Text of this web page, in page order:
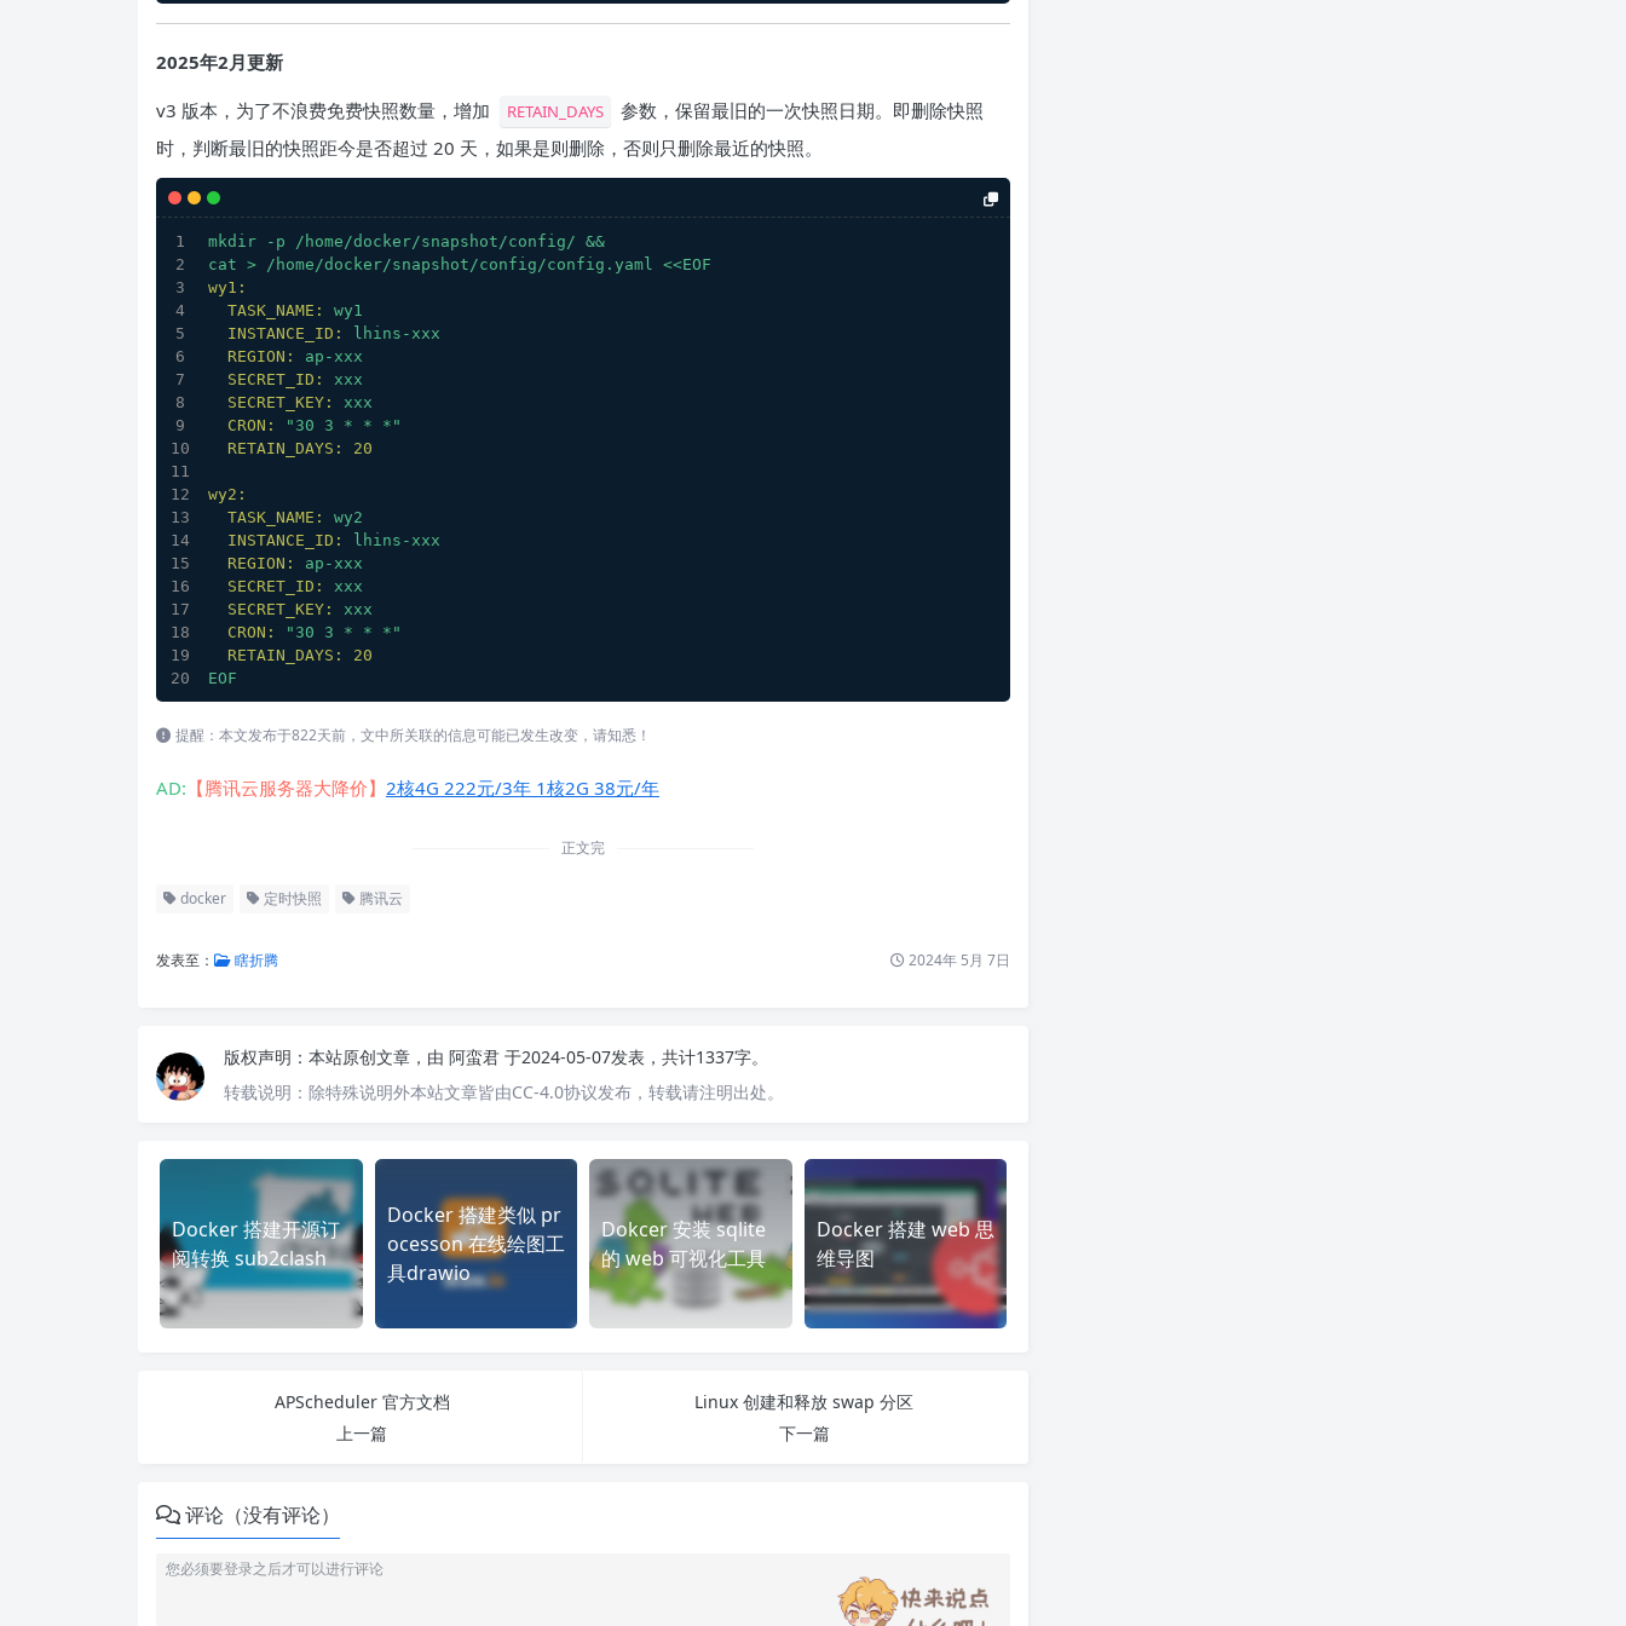
2025年2月更新
v3 版本，为了不浪费免费快照数量，增加
RETAIN_DAYS
参数，保留最旧的一次快照日期。即删除快照
时，判断最旧的快照距今是否超过 20 天，如果是则删除，否则只删除最近的快照。
mkdir -p /home/docker/snapshot/config/ &&
cat > /home/docker/snapshot/config/config.yaml <<EOF
wy1:
TASK_NAME:
wy1
INSTANCE_ID:
lhins-xxx
REGION:
ap-xxx
SECRET_ID:
xxx
SECRET_KEY:
xxx
CRON:
"30 3 * * *"
RETAIN_DAYS:
20
wy2:
TASK_NAME:
wy2
INSTANCE_ID:
lhins-xxx
REGION:
ap-xxx
SECRET_ID:
xxx
SECRET_KEY:
xxx
CRON:
"30 3 * * *"
RETAIN_DAYS:
20
EOF
提醒：本文发布于822天前，文中所关联的信息可能已发生改变，请知悉！
AD: 【腾讯云服务器大降价】 2核4G 222元/3年 1核2G 38元/年
正文完
docker 定时快照 腾讯云
发表至： 瞎折腾 2024年 5月 7日
版权声明： 本站原创文章，由 阿蛮君 于2024-05-07发表，共计1337字。
转载说明： 除特殊说明外本站文章皆由CC-4.0协议发布，转载请注明出处。
Docker 搭建开源订
阅转换 sub2clash
Docker 搭建类似 pr
ocesson 在线绘图工
具drawio
Dokcer 安装 sqlite
的 web 可视化工具
Docker 搭建 web 思
维导图
APScheduler 官方文档
上一篇
Linux 创建和释放 swap 分区
下一篇
评论（没有评论）